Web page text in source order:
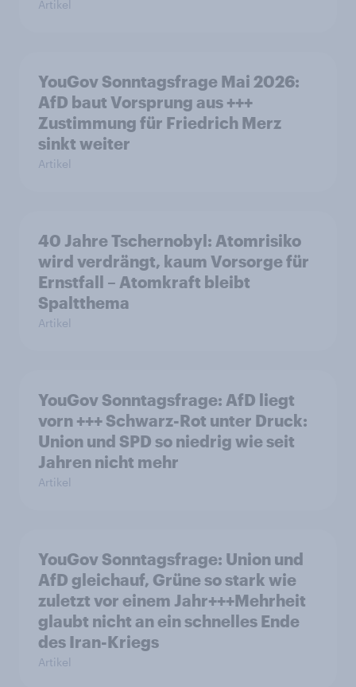
Artikel
YouGov Sonntagsfrage Mai 2026:
AfD baut Vorsprung aus +++
Zustimmung für Friedrich Merz
sinkt weiter
Artikel
40 Jahre Tschernobyl: Atomrisiko
wird verdrängt, kaum Vorsorge für
Ernstfall – Atomkraft bleibt
Spaltthema
Artikel
YouGov Sonntagsfrage: AfD liegt
vorn +++ Schwarz-Rot unter Druck:
Union und SPD so niedrig wie seit
Jahren nicht mehr
Artikel
YouGov Sonntagsfrage: Union und
AfD gleichauf, Grüne so stark wie
zuletzt vor einem Jahr+++Mehrheit
glaubt nicht an ein schnelles Ende
des Iran-Kriegs
Artikel